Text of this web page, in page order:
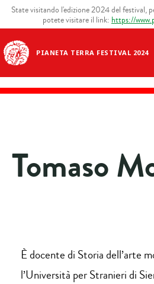
PIANETA TERRA FESTIVAL 2024
State visitando l'edizione 2024 del festival,
potete visitare il link: https://
Tomaso
È docente di Storia dell’arte
l’Università per Stranieri di